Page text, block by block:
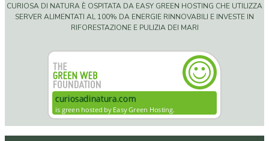
CURIOSA DI NATURA È OSPITATA DA EASY GREEN HOSTING CHE UTILIZZA
SERVER ALIMENTATI AL 100% DA ENERGIE RINNOVABILI E INVESTE IN
RIFORESTAZIONE E PULIZIA DEI MARI